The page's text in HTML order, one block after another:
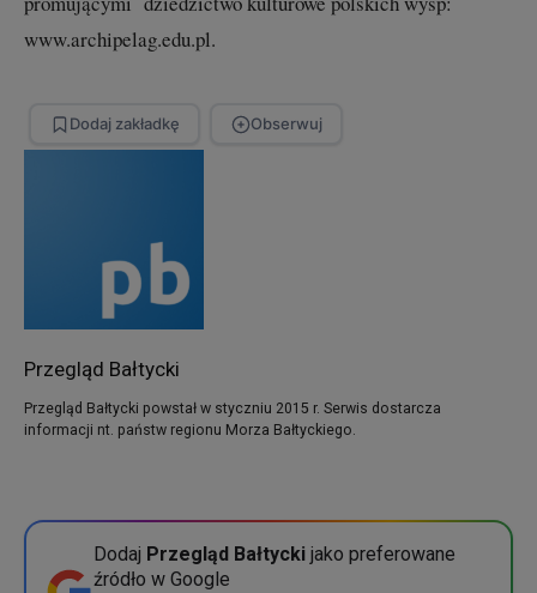
www.archipelag.edu.pl.
Dodaj zakładkę Obserwuj
Przegląd Bałtycki
Przegląd Bałtycki powstał w styczniu 2015 r. Serwis dostarcza
informacji nt. państw regionu Morza Bałtyckiego.
Dodaj Przegląd Bałtycki jako preferowane
źródło w Google